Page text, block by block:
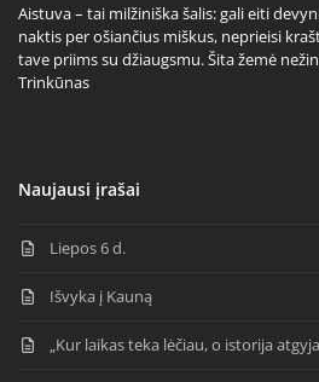
Aistuva – tai milžiniška šalis: gali eiti
naktis per ošiančius miškus, neprieisi
tave priims su džiaugsmu. Šita žemė
Trinkūnas
Naujausi įrašai
Liepos 6 d.
Išvyka į Kauną
„Kur laikas teka lėčiau, o istorija